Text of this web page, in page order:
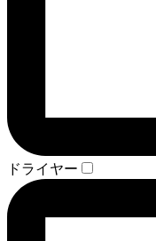
ドライヤー